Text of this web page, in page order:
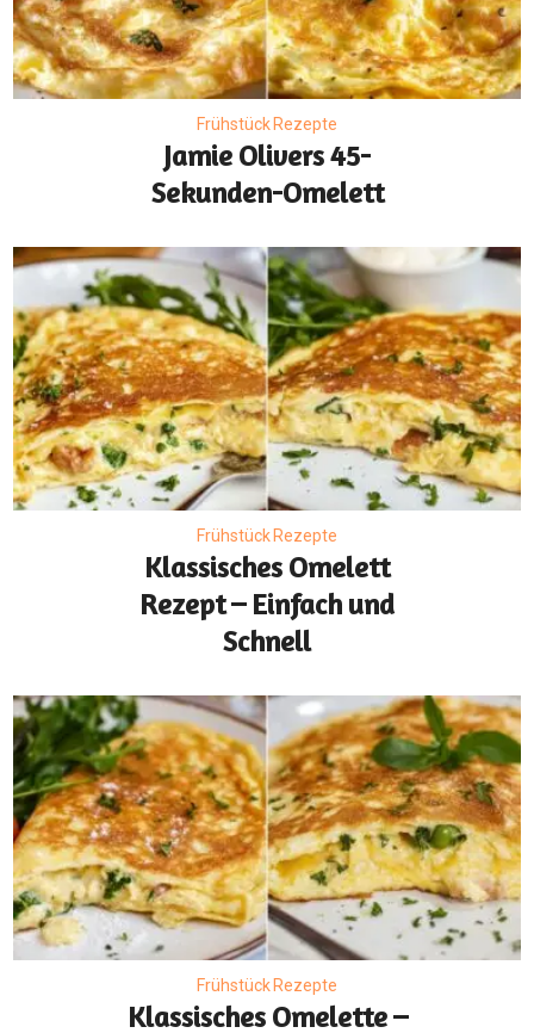
Frühstück Rezepte
Jamie Olivers 45-
Sekunden-Omelett
Frühstück Rezepte
Klassisches Omelett
Rezept – Einfach und
Schnell
Frühstück Rezepte
Klassisches Omelette –